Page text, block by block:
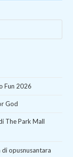
Fun 2026
God
The Park Mall
opusnusantara